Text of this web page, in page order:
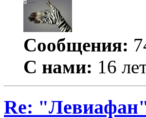
Сообщения:
С нами: 16
Re: